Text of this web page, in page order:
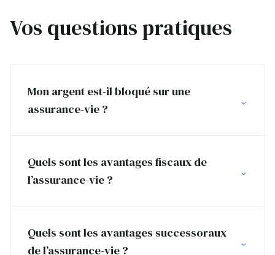
Vos questions pratiques
Mon argent est-il bloqué sur une
assurance-vie ?
Quels sont les avantages fiscaux de
l’assurance-vie ?
Quels sont les avantages successoraux
de l’assurance-vie ?